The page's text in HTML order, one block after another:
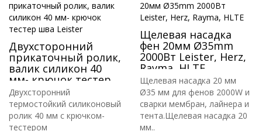
Двухсторонний
прикаточный ролик,
валик силикон 40
мм- крючок тестер
шва Leister
Двухсторонний
термостойкий силиконовый
ролик 40 мм с крючком-
тестером
Щелевая насадка
фен 20мм Ø35mm
2000Вт Leister, Herz,
Rayma, HLTE
Щелевая насадка 20 мм
Ø35 мм для фенов 2000W и
сварки мембран, лайнера и
тента.Щелевая насадка 20
мм..